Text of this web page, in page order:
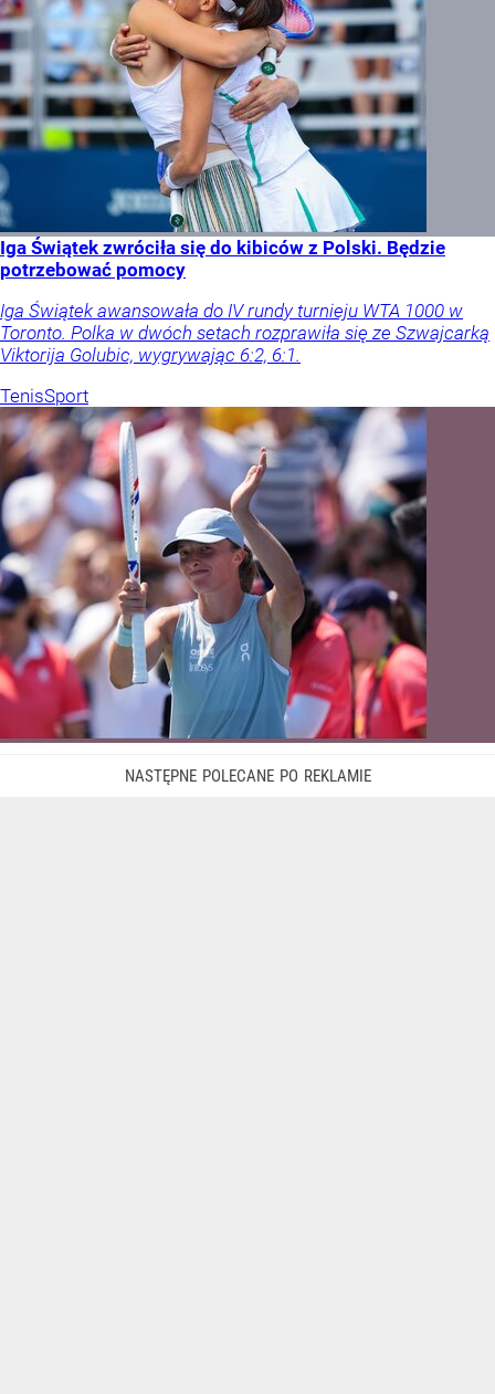
Iga Świątek zwróciła się do kibiców z Polski. Będzie
potrzebować pomocy
Iga Świątek awansowała do IV rundy turnieju WTA 1000 w
Toronto. Polka w dwóch setach rozprawiła się ze Szwajcarką
Viktorija Golubic, wygrywając 6:2, 6:1.
TenisSport